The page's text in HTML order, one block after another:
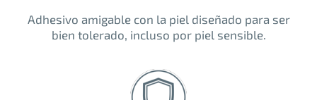
Adhesivo amigable con la piel diseñado para ser
bien tolerado, incluso por piel sensible.